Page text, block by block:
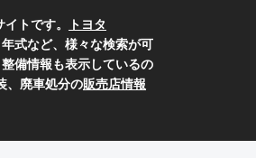
トです。
トヨタ
式など、様々な検索が可
備情報も表示しているの
、廃車処分の販売店情報